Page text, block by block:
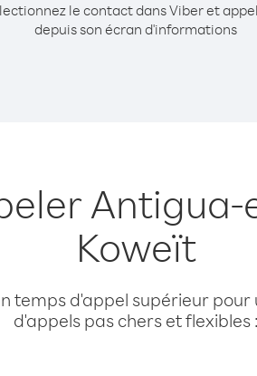
le contact dans Viber et
depuis son écran d'informations
Koweït
temps d'appel supérieur pour
d'appels pas chers et flexibles :